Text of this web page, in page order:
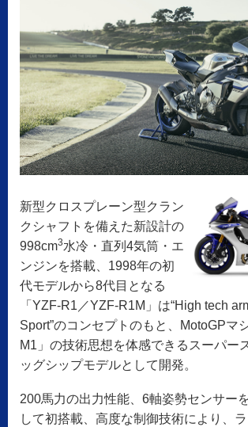
新型クロスプレーン型クラン
クシャフトを備えた新設計の
998cm3水冷・直列4気筒・エ
ンジンを搭載、1998年の初
代モデルから8代目となる
「YZF-R1／YZF-R1M」は“High tech
Sport”のコンセプトのもと、MotoGPマ
M1」の技術思想を体感できるスーパー
ッグシップモデルとして開発。
200馬力の出力性能、6軸姿勢センサー
して初搭載、高度な制御技術により、